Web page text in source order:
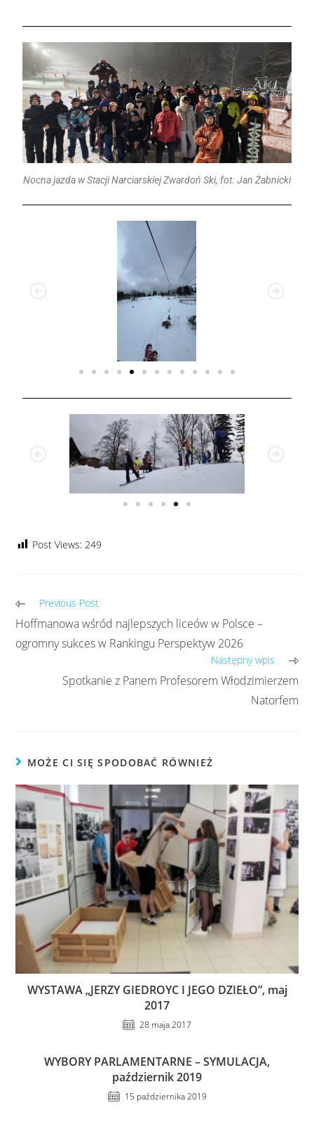
Nocna jazda w Stacji Narciarskiej Zwardoń Ski, fot. Jan Żabnicki
Post Views: 249
Previous Post
Hoffmanowa wśród najlepszych liceów w Polsce –
ogromny sukces w Rankingu Perspektyw 2026
Następny wpis
Spotkanie z Panem Profesorem Włodzimierzem
Natorfem
MOŻE CI SIĘ SPODOBAĆ RÓWNIEŻ
WYSTAWA „JERZY GIEDROYC I JEGO DZIEŁO”, maj
2017
28 maja 2017
WYBORY PARLAMENTARNE – SYMULACJA,
październik 2019
15 października 2019